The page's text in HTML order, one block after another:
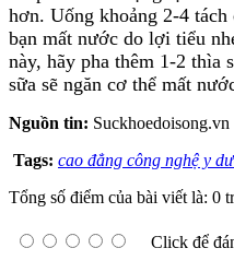
hơn. Uống khoảng 2-4
bạn mất nước do lợi tiểu
này, hãy pha thêm 1-2 thìa
sữa sẽ ngăn cơ thể mất
Nguồn tin: Suckhoedoisong.vn
Tags: cao đẳng công nghệ y
Tổng số điểm của bài viết là: 0
Click để